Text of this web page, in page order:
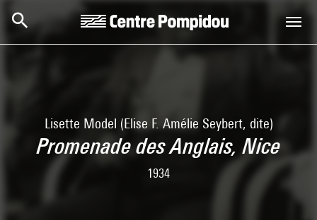
Centre Pompidou
Lisette Model (Elise F. Amélie Seybert, dite)
Promenade des Anglais, Nice
1934